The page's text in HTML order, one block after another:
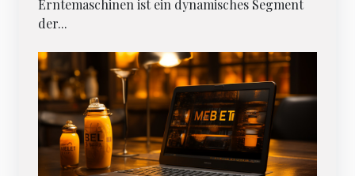
Wirtschaftlichkeit
Erntemaschinen ist ein dynamisches Segment
der...